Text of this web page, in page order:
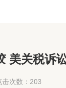
美关税诉
击次数：203